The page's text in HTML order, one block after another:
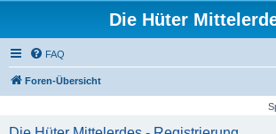
Die Hüter
FAQ
Foren-Übersicht